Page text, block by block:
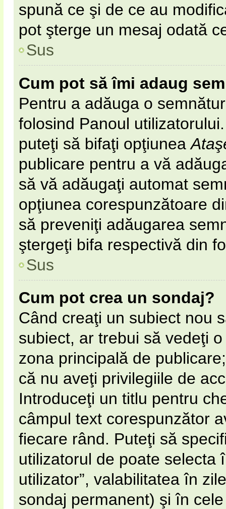
spună ce şi de ce au
pot şterge un mesaj odată
Sus
Cum pot să îmi adaug
Pentru a adăuga o
folosind Panoul
puteţi să bifaţi opţiunea
publicare pentru a vă
să vă adăugaţi automat
opţiunea corespunzătoare
să preveniţi adăugarea
ştergeţi bifa respectivă din
Sus
Cum pot crea un sondaj?
Când creaţi un subiect nou
subiect, ar trebui să vedeţi
zona principală de
că nu aveţi privilegiile de
Introduceţi un titlu pentru
câmpul text corespunzător
fiecare rând. Puteţi să
utilizatorul de poate selecta
utilizator”, valabilitatea în
sondaj permanent) şi în